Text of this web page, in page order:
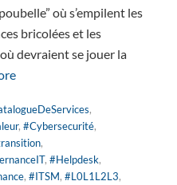
où s’empilent les
bricolées et les
devraient se jouer la
,
, #Cybersecurité,
,
, #Helpdesk,
, #ITSM, #L0L1L2L3,